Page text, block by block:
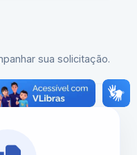
sua solicitação.